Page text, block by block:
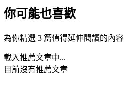
你可能也喜歡
為你精選 3 篇值得延伸閱讀的內容
載入推薦文章中...
目前沒有推薦文章